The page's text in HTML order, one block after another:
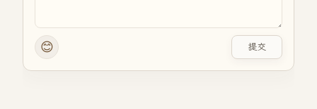
😊 提交